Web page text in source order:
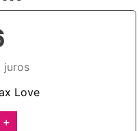
juros
Love
＋